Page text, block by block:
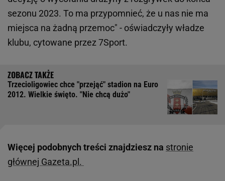
sezonu 2023. To ma przypomnieć, że u nas nie ma
miejsca na żadną przemoc" - oświadczyły władze
klubu, cytowane przez 7Sport.
Trzecioligowiec chce "przejąć" stadion na Euro
2012. Wielkie święto. "Nie chcą dużo"
Więcej podobnych treści znajdziesz na stronie
głównej Gazeta.pl.